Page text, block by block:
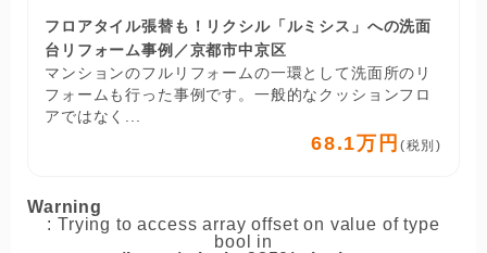
フロアタイル張替も！リクシル「ルミシス」への洗面
台リフォーム事例／京都市中京区
マンションのフルリフォームの一環として洗面所のリ
フォームも行った事例です。一般的なクッションフロ
アではなく...
68.1万円 (税別)
Warning
: Trying to access array offset on value of type
bool in